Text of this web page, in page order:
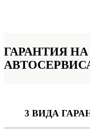
ГАРАНТИЯ
3 ВИДА